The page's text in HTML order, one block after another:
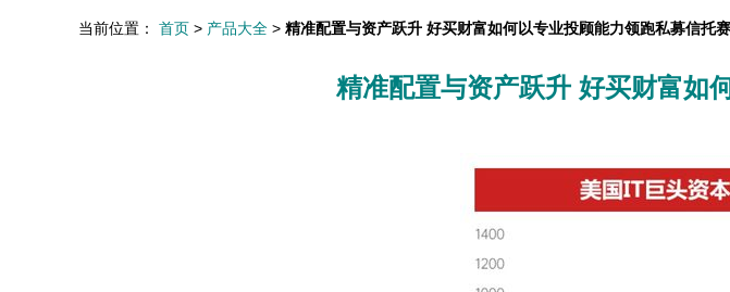
当前位置： 首页 > 产品大全 > 精准配置与资产跃升 好买财富如何以专业投顾能力领跑私募信托
精准配置与资产跃升 好买财富如